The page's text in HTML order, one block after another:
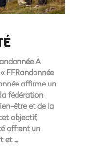
A
FFRandonnée
affirme un
fédération
être et de la
objectif,
offrent un
et